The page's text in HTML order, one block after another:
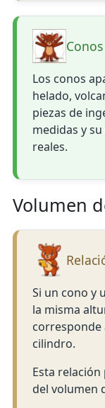
Los conos
helado,
piezas de
medidas y
reales.
Volumen
Si un cono y
la misma
corresponde
cilindro.
Esta
del volumen